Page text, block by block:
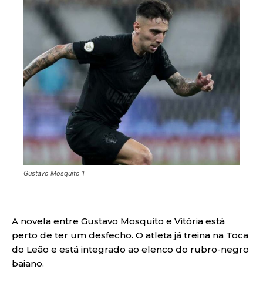
Gustavo Mosquito 1
A novela entre Gustavo Mosquito e Vitória está
perto de ter um desfecho. O atleta já treina na Toca
do Leão e está integrado ao elenco do rubro-negro
baiano.